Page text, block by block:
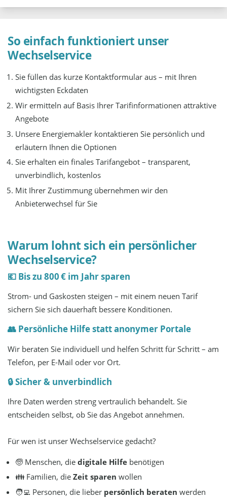
So einfach funktioniert unser
Wechselservice
Sie füllen das kurze Kontaktformular aus – mit Ihren
wichtigsten Eckdaten
Wir ermitteln auf Basis Ihrer Tarifinformationen attraktive
Angebote
Unsere Energiemakler kontaktieren Sie persönlich und
erläutern Ihnen die Optionen
Sie erhalten ein finales Tarifangebot – transparent,
unverbindlich, kostenlos
Mit Ihrer Zustimmung übernehmen wir den
Anbieterwechsel für Sie
Warum lohnt sich ein persönlicher
Wechselservice?
💶 Bis zu 800 € im Jahr sparen
Strom- und Gaskosten steigen – mit einem neuen Tarif
sichern Sie sich dauerhaft bessere Konditionen.
👥 Persönliche Hilfe statt anonymer Portale
Wir beraten Sie individuell und helfen Schritt für Schritt – am
Telefon, per E-Mail oder vor Ort.
🔒 Sicher & unverbindlich
Ihre Daten werden streng vertraulich behandelt. Sie
entscheiden selbst, ob Sie das Angebot annehmen.
Für wen ist unser Wechselservice gedacht?
🧓 Menschen, diedigitale Hilfe benötigen
👪 Familien, dieZeit sparen wollen
🧑‍💻 Personen, die lieber persönlich beraten werden